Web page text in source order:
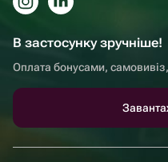
В застосунку зручніше!
Оплата бонусами,